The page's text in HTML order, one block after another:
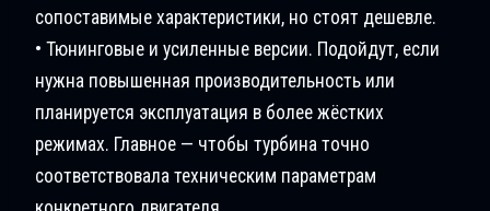
сопоставимые характеристики, но стоят дешевле.
• Тюнинговые и усиленные версии. Подойдут, если
нужна повышенная производительность или
планируется эксплуатация в более жёстких
режимах. Главное — чтобы турбина точно
соответствовала техническим параметрам